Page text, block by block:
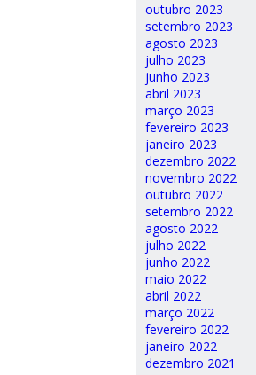
outubro 2023
setembro 2023
agosto 2023
julho 2023
junho 2023
abril 2023
março 2023
fevereiro 2023
janeiro 2023
dezembro 2022
novembro 2022
outubro 2022
setembro 2022
agosto 2022
julho 2022
junho 2022
maio 2022
abril 2022
março 2022
fevereiro 2022
janeiro 2022
dezembro 2021